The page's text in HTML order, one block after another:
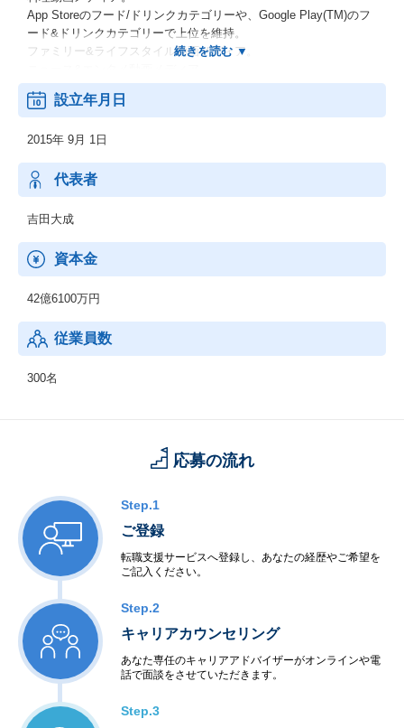
App Storeのフード/ドリンクカテゴリーや、Google Play(TM)のフ
ード&ドリンクカテゴリーで上位を維持。
ファミリー&ライフスタイル動画メディア。
※創業より日が浅い企業ですが、安定した財務基盤を持って、新
設立年月日
2015年 9月 1日
代表者
吉田大成
資本金
42億6100万円
従業員数
300名
応募の流れ
Step.1
ご登録
転職支援サービスへ登録し、あなたの経歴やご希望を
ご記入ください。
Step.2
キャリアカウンセリング
あなた専任のキャリアアドバイザーがオンラインや電
話で面談をさせていただきます。
Step.3